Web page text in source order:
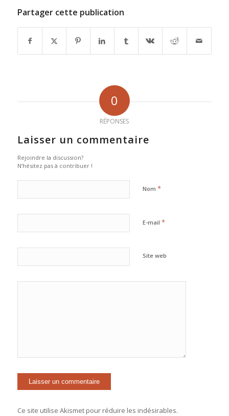
Partager cette publication
0
RÉPONSES
Laisser un commentaire
Rejoindre la discussion?
N’hésitez pas à contribuer !
Nom *
E-mail *
Site web
Ce site utilise Akismet pour réduire les indésirables.